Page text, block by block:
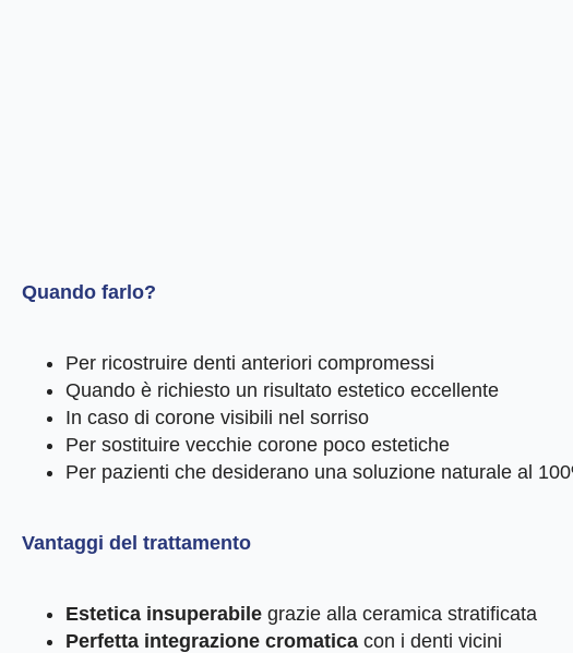
Quando farlo?
Per ricostruire denti anteriori compromessi
Quando è richiesto un risultato estetico eccellente
In caso di corone visibili nel sorriso
Per sostituire vecchie corone poco estetiche
Per pazienti che desiderano una soluzione naturale al
Vantaggi del trattamento
Estetica insuperabile grazie alla ceramica stratificata
Perfetta integrazione cromatica con i denti vicini